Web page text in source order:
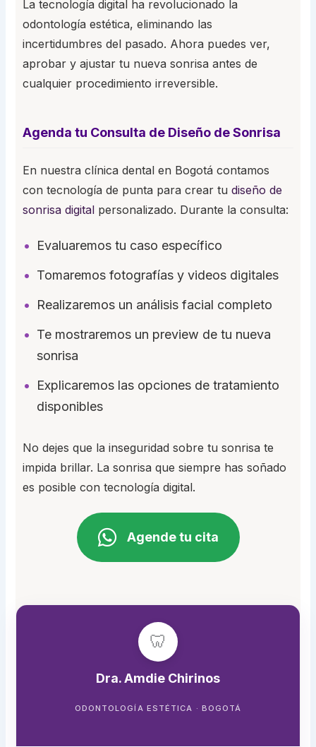
La tecnología digital ha revolucionado la
odontología estética, eliminando las
incertidumbres del pasado. Ahora puedes ver,
aprobar y ajustar tu nueva sonrisa antes de
cualquier procedimiento irreversible.
Agenda tu Consulta de Diseño de Sonrisa
En nuestra clínica dental en Bogotá contamos
con tecnología de punta para crear tu diseño de
sonrisa digital personalizado. Durante la consulta:
Evaluaremos tu caso específico
Tomaremos fotografías y videos digitales
Realizaremos un análisis facial completo
Te mostraremos un preview de tu nueva
sonrisa
Explicaremos las opciones de tratamiento
disponibles
No dejes que la inseguridad sobre tu sonrisa te
impida brillar. La sonrisa que siempre has soñado
es posible con tecnología digital.
Agende tu cita
🦷
Dra. Amdie Chirinos
ODONTOLOGÍA ESTÉTICA · BOGOTÁ